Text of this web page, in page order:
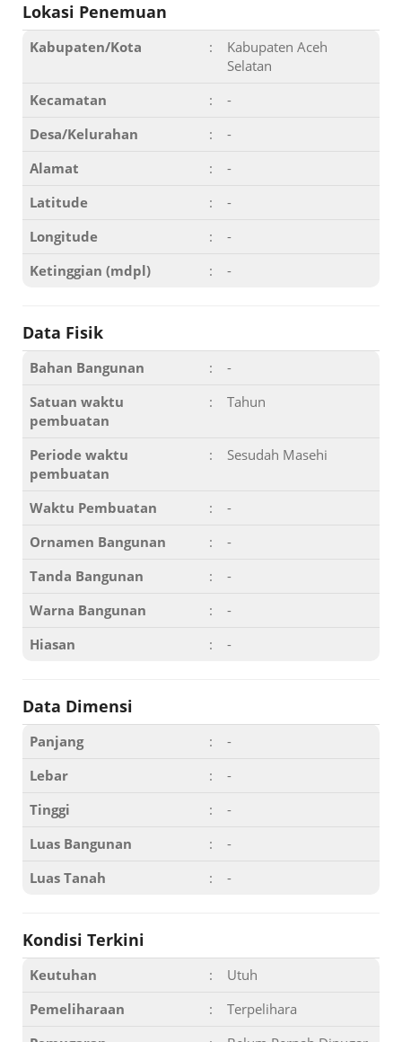
Lokasi Penemuan
Kabupaten/Kota :
Kabupaten Aceh
Selatan
Kecamatan
:
-
Desa/Kelurahan
:
-
Alamat
:
-
Latitude
:
-
Longitude
:
-
Ketinggian (mdpl)
: -
Data Fisik
Bahan Bangunan :
-
Satuan waktu
pembuatan
: Tahun
Periode waktu
pembuatan
: Sesudah Masehi
Waktu Pembuatan :
-
Ornamen Bangunan
:
-
Tanda Bangunan
:
-
Warna Bangunan
:
-
Hiasan
: -
Data Dimensi
Panjang :
-
Lebar
:
-
Tinggi
:
-
Luas Bangunan
:
-
Luas Tanah
: -
Kondisi Terkini
Keutuhan :
Utuh
Pemeliharaan
:
Terpelihara